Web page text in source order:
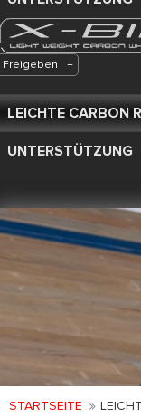
Freigeben +
LEICHTE CARBON
UNTERSTÜTZUNG
STARTSEITE